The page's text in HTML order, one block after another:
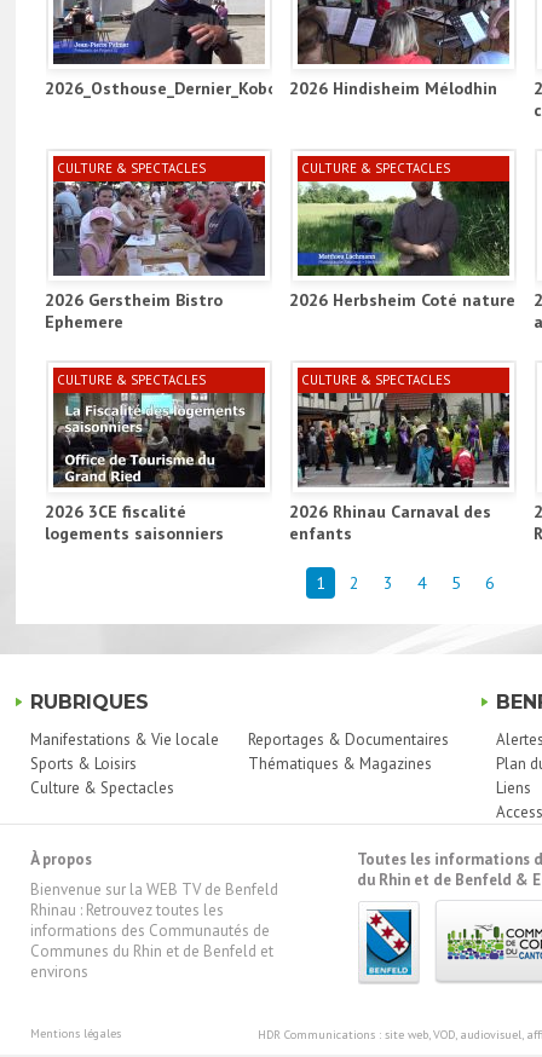
2026_Osthouse_Dernier_Kobold_Project_ill2026 Hindisheim Mélodhin
CULTURE & SPECTACLES
2026 Gerstheim Bistro
Ephemere
CULTURE & SPECTACLES
2026 Herbsheim Coté nature
CULTURE & SPECTACLES
2026 3CE fiscalité
logements saisonniers
CULTURE & SPECTACLES
2026 Rhinau Carnaval des
enfants
1 2 3 4 5 6
RUBRIQUES
Manifestations & Vie locale
Sports & Loisirs
Culture & Spectacles
Reportages & Documentaires
Thématiques & Magazines
Plan
Liens
À propos
Bienvenue sur la WEB TV de Benfeld
Rhinau : Retrouvez toutes les
informations des Communautés de
Communes du Rhin et de Benfeld et
environs
Toutes les informations
du Rhin et de Benfeld &
Mentions légales HDR Communications : site web, VOD, audiovisuel,